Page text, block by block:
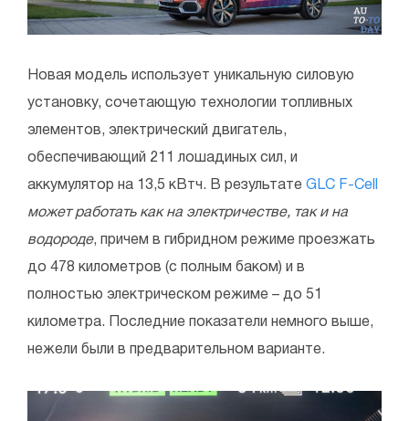
Новая модель использует уникальную силовую
установку, сочетающую технологии топливных
элементов, электрический двигатель,
обеспечивающий 211 лошадиных сил, и
аккумулятор на 13,5 кВтч. В результате GLC F-Cell
может работать как на электричестве, так и на
водороде, причем в гибридном режиме проезжать
до 478 километров (с полным баком) и в
полностью электрическом режиме – до 51
километра. Последние показатели немного выше,
нежели были в предварительном варианте.